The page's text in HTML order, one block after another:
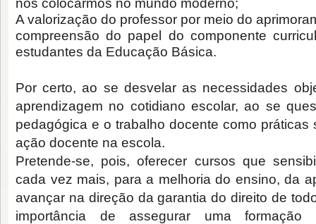
A valorização do professor por meio do
compreensão do papel do componente
estudantes da Educação Básica.
Por certo, ao se desvelar as necessidades
aprendizagem no cotidiano escolar, ao se
pedagógica e o trabalho docente como
ação docente na escola.
Pretende-se, pois, oferecer cursos que
cada vez mais, para a melhoria do ensino, da
avançar na direção da garantia do direito de
importância de assegurar uma